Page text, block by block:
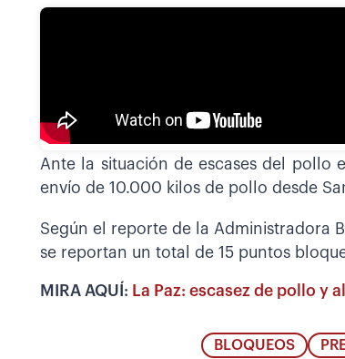
Ante la situación de escases del pollo
envío de 10.000 kilos de pollo desde
Según el reporte de la Administradora
se reportan un total de 15 puntos
MIRA AQUÍ: La Paz: escasez de pollo y
BLOQUEOS